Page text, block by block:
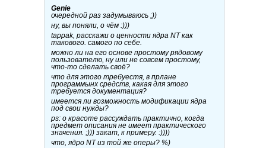
Genie
очередной раз задумываюсь ;))
ну, вы поняли, о чём :)))
tappak, расскажи о ценности ядра NT как
такового. самого по себе.
можно ли на его основе простому рядовому
пользователю, ну или не совсем простому,
что-то сделать своё?
что для этого требуестя, в прлане
программынх средств, какая для этого
требуется документация?
имеется ли возможность модификации ядра
под свои нужды?
ps: о красоте рассуждать практично, когда
предмет описания не имеет практического
значения. ;))) закат, к примеру. :))))
что, ядро NT из той же оперы? %)